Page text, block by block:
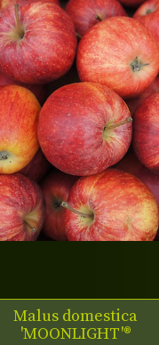
Malus domestica
'MOONLIGHT'®